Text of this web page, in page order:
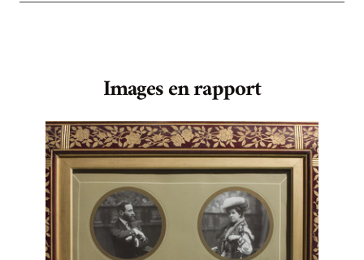
Images en rapport